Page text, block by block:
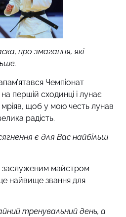
про змагання, які
Чемпіонат
першій сходинці і лунає
мріяв, щоб у мою честь лунав
радість.
є для Вас найбільш
заслуженим майстром
найвище звання для
тренувальний день, а